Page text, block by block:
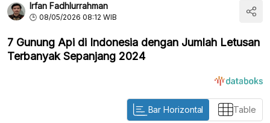
Irfan Fadhlurrahman
08/05/2026 08:12 WIB
7 Gunung Api di Indonesia dengan Jumlah Letusan
Terbanyak Sepanjang 2024
Bar Horizontal Table